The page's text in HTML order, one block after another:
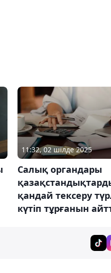
11:32, 02 шілде 2025
Салық органдары
қандай тексеру
күтіп тұрғанын